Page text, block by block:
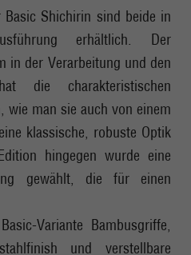
Shichirin sind beide in
erhältlich. Der
in der Verarbeitung und den
die charakteristischen
wie man sie auch von einem
klassische, robuste Optik
hingegen wurde eine
gewählt, die für einen
Variante Bambusgriffe,
und verstellbare